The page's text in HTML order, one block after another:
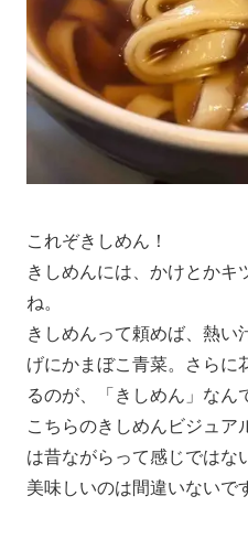
これぞきしめん！
きしめんには、かけとかキ
ね。
きしめんって頼めば、熱い
げにかまぼこ青菜。さらに
るのが、「きしめん」なん
こちらのきしめんビジュア
は昔ながらって感じではな
美味しいのは間違いないで